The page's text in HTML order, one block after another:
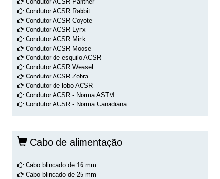
Condutor ACSR Panther
Condutor ACSR Rabbit
Condutor ACSR Coyote
Condutor ACSR Lynx
Condutor ACSR Mink
Condutor ACSR Moose
Condutor de esquilo ACSR
Condutor ACSR Weasel
Condutor ACSR Zebra
Condutor de lobo ACSR
Condutor ACSR - Norma ASTM
Condutor ACSR - Norma Canadiana
Cabo de alimentação
Cabo blindado de 16 mm
Cabo blindado de 25 mm